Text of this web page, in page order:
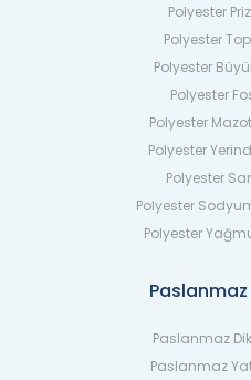
Polyester
Polyester
Polyester
Polyester
Polyester
Polyester
Polyester
Polyester
Polyester
Paslanmaz
Paslanmaz